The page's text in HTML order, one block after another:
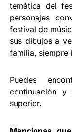
temática del
personajes
festival de
sus dibujos a
familia, siempre
Puedes
continuación
superior.